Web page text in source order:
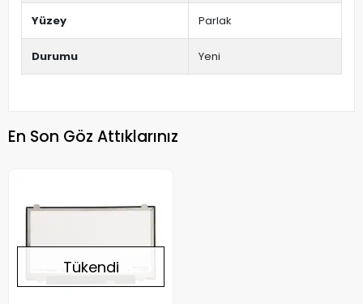
Yüzey Parlak
Durumu Yeni
En Son Göz Attıklarınız
Tükendi